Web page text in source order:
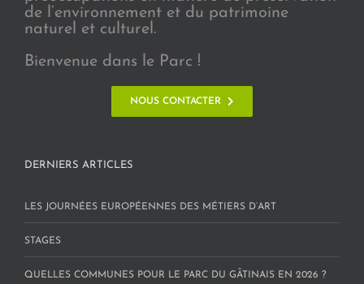
de l’environnement et du patrimoine
naturel et culturel.
Bienvenue dans le Parc !
NOUS CONTACTER
DERNIERS ARTICLES
LES JOURNÉES EUROPÉENNES DES MÉTIERS D’ART
STAGES
QUELLES COMMUNES POUR LE PARC DU GÂTINAIS EN 2026 ?